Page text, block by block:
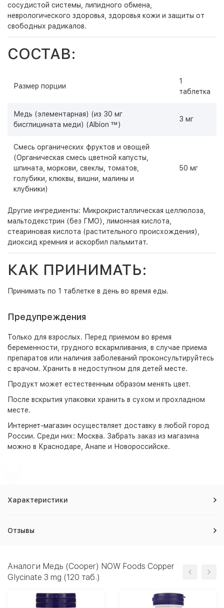
сосудистой системы, липидного обмена,
неврологического здоровья, здоровья кожи и защиты от
свободных радикалов.
СОСТАВ:
Размер порции
1
таблетка
Медь (элементарная) (из 30 мг
бисглицината меди) (Albion ™)
3 мг
Смесь органических фруктов и овощей
(Органическая смесь цветной капусты,
шпината, моркови, свеклы, томатов,
голубики, клюквы, вишни, малины и
клубники)
50 мг
Другие ингредиенты: Микрокристаллическая целлюлоза,
мальтодекстрин (без ГМО), лимонная кислота,
стеариновая кислота (растительного происхождения),
диоксид кремния и аскорбил пальмитат.
КАК ПРИНИМАТЬ:
Принимать по 1 таблетке в день во время еды.
Предупреждения
Только для взрослых. Перед приемом во время
беременности, грудного вскармливания, в случае приема
препаратов или наличия заболеваний проконсультируйтесь
с врачом. Хранить в недоступном для детей месте.
Продукт может естественным образом менять цвет.
После вскрытия упаковки хранить в сухом и прохладном
месте.
Интернет-магазин осуществляет доставку в любой город
России. Среди них: Москва. Забрать заказ из магазина
можно в Краснодаре, Анапе и Новороссийске.
Характеристики
Отзывы
Аналоги Медь (Cooper) NOW Foods Copper
Glycinate 3 mg (120 таб.)